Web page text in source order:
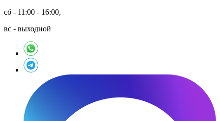
сб - 11:00 - 16:00,
вс - выходной